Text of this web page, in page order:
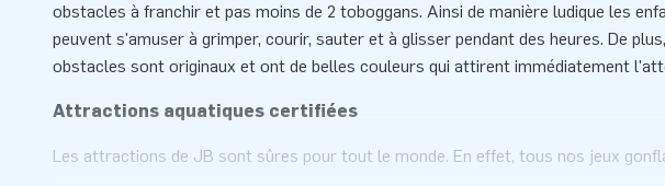
obstacles à franchir et pas moins de 2 toboggans. Ainsi de manière ludique les
peuvent s'amuser à grimper, courir, sauter et à glisser pendant des heures. De
obstacles sont originaux et ont de belles couleurs qui attirent immédiatement
Attractions aquatiques certifiées
Les attractions de JB sont sûres pour tout le monde. En effet, tous nos jeux